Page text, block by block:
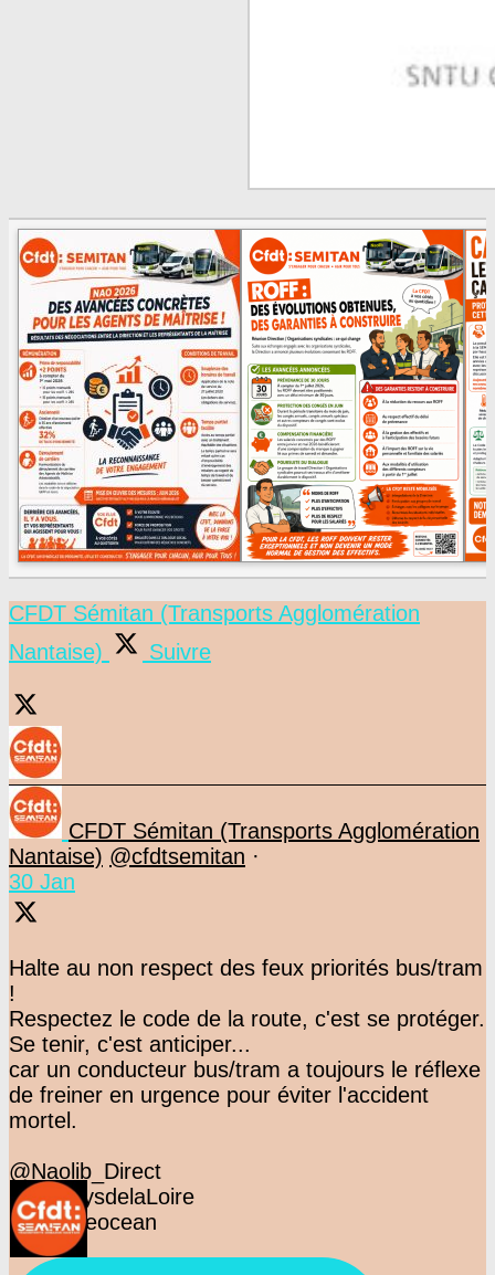
CFDT Sémitan (Transports Agglomération
Nantaise)
Suivre
CFDT Sémitan (Transports Agglomération
Nantaise) @cfdtsemitan ·
30 Jan
Halte au non respect des feux priorités bus/tram
!
Respectez le code de la route, c'est se protéger.
Se tenir, c'est anticiper...
car un conducteur bus/tram a toujours le réflexe
de freiner en urgence pour éviter l'accident
mortel.
@Naolib_Direct
@F3PaysdelaLoire
@presseocean